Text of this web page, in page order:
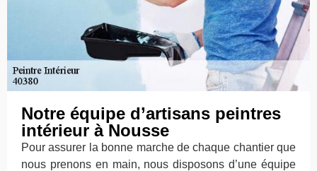
Notre équipe d’artisans peintres
intérieur à Nousse
Pour assurer la bonne marche de chaque chantier que
nous prenons en main, nous disposons d’une équipe